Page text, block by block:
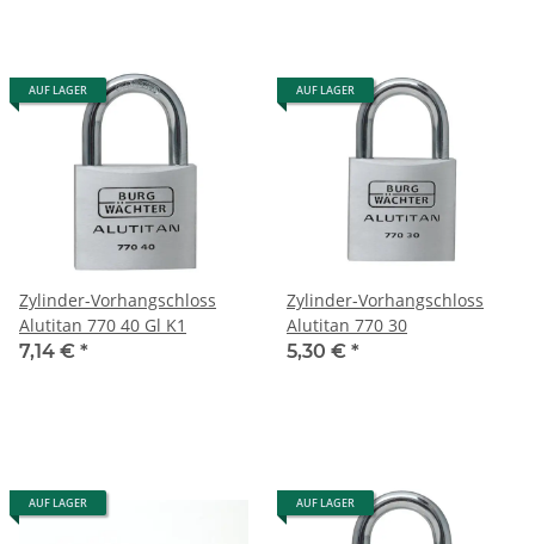
AUF LAGER
Zylinder-Vorhangschloss
Alutitan 770 40 Gl K1
7,14 € *
AUF LAGER
Zylinder-Vorhangschloss
Alutitan 770 30
5,30 € *
AUF LAGER AUF LAGER